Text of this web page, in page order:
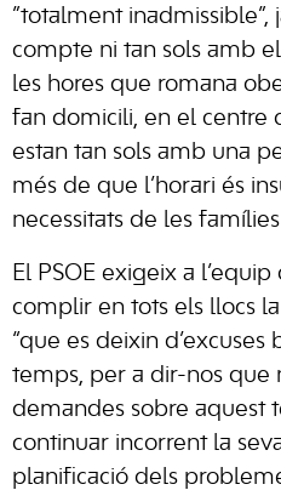
”totalment
compte ni tan sols amb
les hores que romana
fan domicili, en el centre
estan tan sols amb una
més de que l’horari és
necessitats de les
El PSOE exigeix a
complir en tots els llocs
“que es deixin d’excuses
temps, per a dir-nos que
demandes sobre aquest
continuar incorrent la
planificació dels